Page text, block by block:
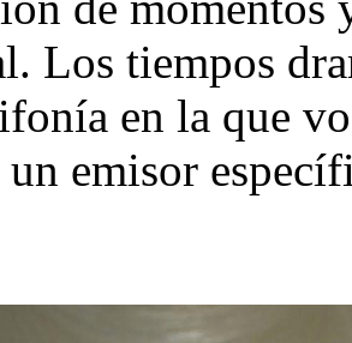
Los tiempos
en la que
emisor